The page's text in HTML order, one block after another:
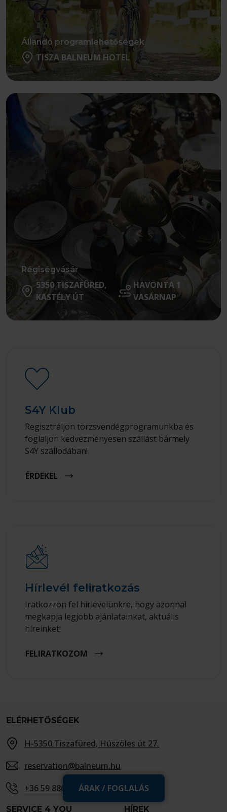
Állandó programlehetőségek
TISZA BALNEUM HOTEL
Régiségvásár
5350 TISZAFÜRED,
KASTÉLY ÚT
HAVONTA 1
VASÁRNAP
S4Y Klub
Regisztráljon törzsvendégprogramunkba és
foglaljon kedvezményesen szállást bármely
S4Y szállodában!
ÉRDEKEL
Hírlevél feliratkozás
Iratkozzon fel hírlevelünkre, hogy azonnal
megkapja legjobb ajánlatainkat, aktuális
híreinket!
FELIRATKOZOM
ÁRAK / FOGLALÁS
ELÉRHETŐSÉGEK
H-5350 Tiszafüred, Húszöles út 27.
reservation@balneum.hu
+36 59 886 200
SERVICE 4 YOU HÍREK